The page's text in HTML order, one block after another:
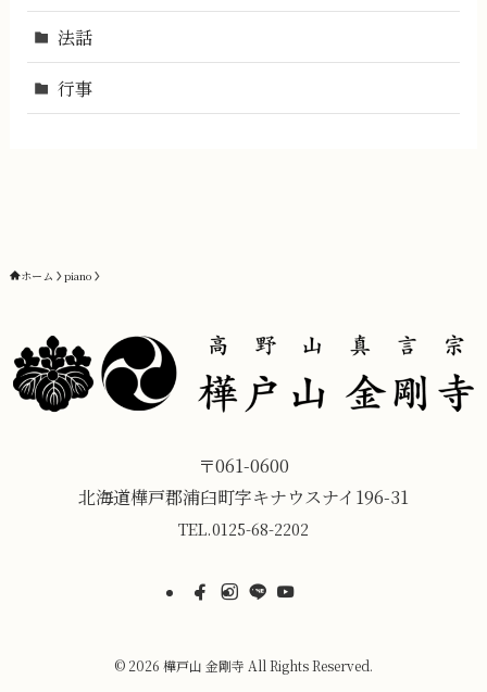
法話
行事
ホーム piano
〒061-0600
北海道樺戸郡浦臼町字キナウスナイ196-31
TEL.0125-68-2202
© 2026 樺戸山 金剛寺 All Rights Reserved.